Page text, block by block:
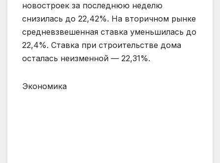
новостроек за последнюю неделю
снизилась до 22,42%. На вторичном рынке
средневзвешенная ставка уменьшилась до
22,4%. Ставка при строительстве дома
осталась неизменной — 22,31%.
Экономика